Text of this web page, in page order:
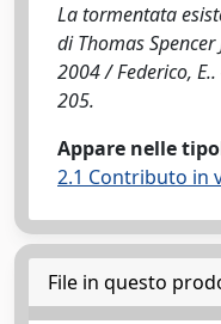
La tormentata
di Thomas
2004 / Federico,
205.
Appare nelle
2.1 Contributo in
File in questo